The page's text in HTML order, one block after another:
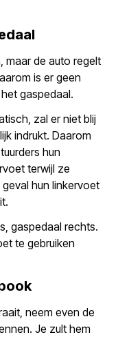
maar de auto regelt
is er geen
gaspedaal.
zal er niet blij
indrukt. Daarom
hun
terwijl ze
hun linkervoet
gaspedaal rechts.
te gebruiken
neem even de
Je zult hem